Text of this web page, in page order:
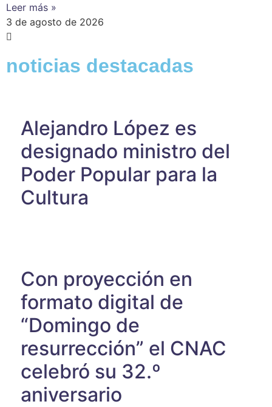
Leer más »
3 de agosto de 2026
noticias destacadas
Alejandro López es
designado ministro del
Poder Popular para la
Cultura
Con proyección en
formato digital de
“Domingo de
resurrección” el CNAC
celebró su 32.º
aniversario